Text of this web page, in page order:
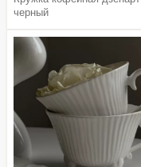
черный